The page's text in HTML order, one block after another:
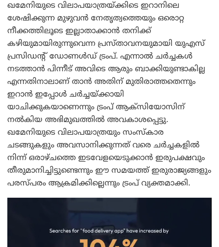
ഖമേനിയുടെ വിലാപയാത്രയ്ക്കിടെ ഇറാനിലെ
ശേഷിക്കുന്ന മുഴുവൻ നേതൃത്വത്തെയും ഒരൊറ്റ
നീക്കത്തിലൂടെ ഇല്ലാതാക്കാൻ തനിക്ക്
കഴിയുമായിരുന്നുവെന്ന പ്രസ്താവനയുമായി യുഎസ്
പ്രസിഡന്റ് ഡോണൾഡ് ട്രംപ്. എന്നാൽ ചർച്ചകൾ
നടത്താൻ പിന്നീട് അവിടെ ആരും ബാക്കിയുണ്ടാകില്ല
എന്നതിനാലാണ് താൻ അതിന് മുതിരാത്തതെന്നും
ഇറാൻ ഇപ്പോൾ ചർച്ചയ്ക്കായി
യാചിക്കുകയാണെന്നും ട്രംപ് ആക്സിയോസിന്
നൽകിയ അഭിമുഖത്തിൽ അവകാശപ്പെട്ടു.
ഖമേനിയുടെ വിലാപയാത്രയും സംസ്കാര
ചടങ്ങുകളും അവസാനിക്കുന്നത് വരെ ചർച്ചകളിൽ
നിന്ന് ഒരാഴ്ചത്തെ ഇടവേളയെടുക്കാൻ ഇരുപക്ഷവും
തീരുമാനിച്ചിട്ടുണ്ടെന്നും ഈ സമയത്ത് ഇരുരാജ്യങ്ങളും
പരസ്പരം ആക്രമിക്കില്ലെന്നും ട്രംപ് വ്യക്തമാക്കി.